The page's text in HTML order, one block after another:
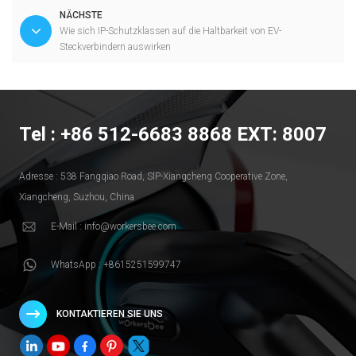
NÄCHSTE
Wie sich IP-Schutzklassen auf die Haltbarkeit von EV-
Steckverbindern auswirken
Tel : +86 512-6683 8868 EXT: 8007
Adresse : 538 Fangqiao Road, SlP-Xiangcheng Cooperative Zone,
Xiangcheng, Suzhou, China
E-Mail : info@workersbee.com
WhatsApp : +8615251599747
KONTAKTIEREN SIE UNS